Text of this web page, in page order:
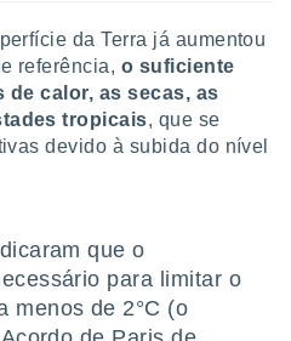
da Terra já aumentou
referência, o suficiente
de calor, as secas, as
tropicais, que se
devido à subida do nível
que o
para limitar o
menos de 2°C (o